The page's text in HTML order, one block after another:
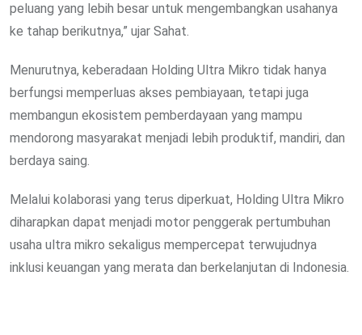
peluang yang lebih besar untuk mengembangkan usahanya
ke tahap berikutnya,” ujar Sahat.
Menurutnya, keberadaan Holding Ultra Mikro tidak hanya
berfungsi memperluas akses pembiayaan, tetapi juga
membangun ekosistem pemberdayaan yang mampu
mendorong masyarakat menjadi lebih produktif, mandiri, dan
berdaya saing.
Melalui kolaborasi yang terus diperkuat, Holding Ultra Mikro
diharapkan dapat menjadi motor penggerak pertumbuhan
usaha ultra mikro sekaligus mempercepat terwujudnya
inklusi keuangan yang merata dan berkelanjutan di Indonesia.